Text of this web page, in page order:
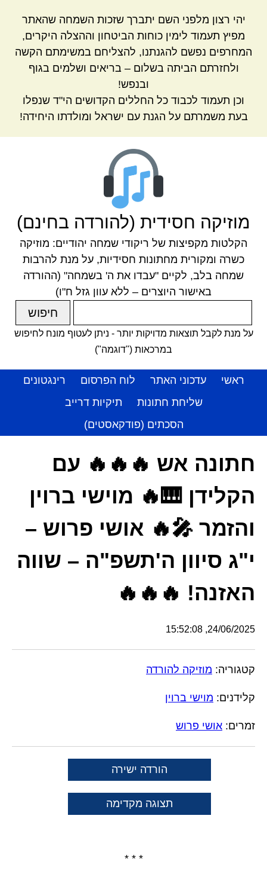
יהי רצון מלפני השם יתברך שזכות השמחה שהאתר
מפיץ תעמוד לימין כוחות הביטחון וההצלה היקרים,
המחרפים נפשם להגנתנו, להצליחם במשימתם הקשה
ולחזרתם הביתה בשלום – בריאים ושלמים בגוף
ובנפש!
וכן תעמוד לכבוד כל החללים הקדושים הי"ד שנפלו
בעת משמרתם על הגנת עם ישראל ומולדתו היחידה!
מוזיקה חסידית (להורדה בחינם)
הקלטות מקפיצות של ריקודי שמחה יהודיים: מוזיקה
כשרה ומקורית מחתונות חסידיות, על מנת להרבות
שמחה בלב, לקיים "עבדו את ה' בשמחה" (ההורדה
באישור היוצרים – ללא עוון גזל ח"ו)
על מנת לקבל תוצאות מדויקות יותר - ניתן לעטוף מונח לחיפוש
במרכאות ("דוגמה")
ראשי עדכוני האתר לוח הפרסום
רינגטונים
שליחת חתונות
תיקיות דרייב
הסכתים (פודקאסטים)
חתונה אש 🔥🔥🔥 עם
הקלידן 🎹🔥 מוישי ברוין
והזמר 🎤🔥 אושי פרוש –
י"ג סיוון ה'תשפ"ה – שווה
האזנה! 🔥🔥🔥
24/06/2025, 15:52:08
קטגוריה: מוזיקה להורדה
קלידנים: מוישי ברוין
זמרים: אושי פרוש
הורדה ישירה
תצוגה מקדימה
* * *